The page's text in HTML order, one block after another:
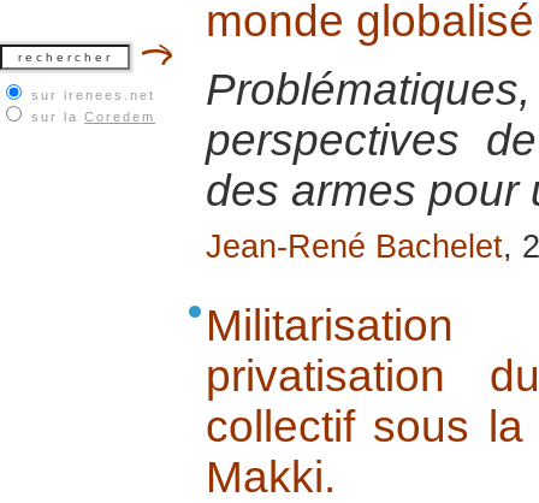
sur irenees.net
sur la Coredem
monde globalisé
perspectives
des armes pour
Jean-René Bachelet,
Militarisation
privatisation
collectif sous
Makki.